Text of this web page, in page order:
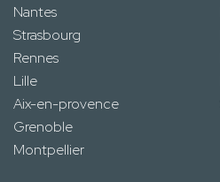
Nantes
Strasbourg
Rennes
Lille
Aix-en-provence
Grenoble
Montpellier